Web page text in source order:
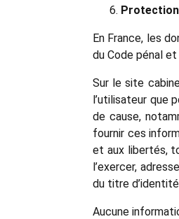
Protection
En France, les
du Code pénal
Sur le site
l’utilisateur que
de cause,
fournir ces
et aux libertés,
l’exercer,
du titre
Aucune